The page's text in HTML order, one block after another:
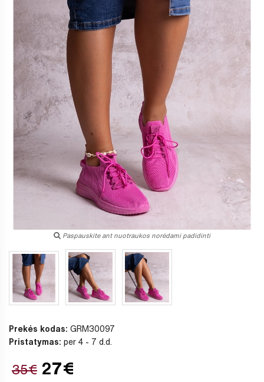
Paspauskite ant nuotraukos norėdami padidinti
Prekės kodas: GRM30097
Pristatymas: per 4 - 7 d.d.
35€ 27€